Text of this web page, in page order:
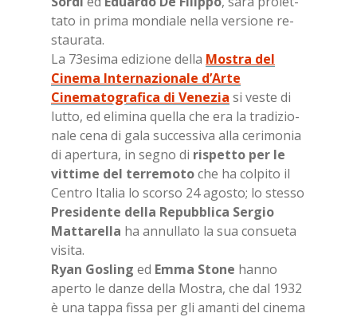
ta­to in pri­ma mon­dia­le nel­la ver­sio­ne re­
stau­ra­ta.
La 73e­si­ma edi­zio­ne del­la Mostra del
Cinema Internazionale d’Arte
Cinematografica di Venezia si ve­ste di
lut­to, ed eli­mi­na quel­la che era la tra­di­zio­
na­le cena di gala suc­ces­si­va alla ce­ri­mo­nia
di aper­tu­ra, in se­gno di ri­spet­to per le
vit­ti­me del ter­re­mo­toche ha col­pi­to il
Cen­tro Ita­lia lo scor­so 24 ago­sto; lo stes­so
Pre­si­den­te del­la Re­pub­bli­ca Ser­gio
Mat­ta­rel­la ha an­nul­la­to la sua con­sue­ta
vi­si­ta.
Ryan Go­sling ed Emma Sto­ne han­no
aper­to le dan­ze del­la Mo­stra, che dal 1932
è una tap­pa fis­sa per gli aman­ti del ci­ne­ma